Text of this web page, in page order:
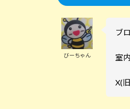
びーちゃん
ブ
室
X(